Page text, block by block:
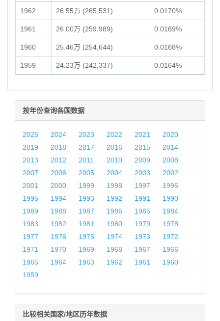
1962 26.55万 (265,531) 0.0170%
1961 26.00万 (259,989) 0.0169%
1960 25.46万 (254,644) 0.0168%
1959 24.23万 (242,337) 0.0164%
按年份查询各国数据
2025 2024 2023 2022 2021
2020
2019
2018 2017 2016 2015
2014
2013
2012 2011 2010 2009
2008
2007
2006 2005 2004 2003
2002
2001
2000 1999 1998 1997
1996
1995
1994 1993 1992 1991
1990
1989
1988 1987 1986 1985
1984
1983
1982 1981 1980 1979
1978
1977
1976 1975 1974 1973
1972
1971
1970 1969 1968 1967
1966
1965
1964 1963 1962 1961
1960
1959
比较相关国家/地区历年数据